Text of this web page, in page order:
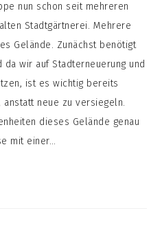
nun schon seit mehreren
Stadtgärtnerei. Mehrere
Gelände. Zunächst benötigt
da wir auf Stadterneuerung und
ist es wichtig bereits
neue zu versiegeln.
dieses Gelände genau
mit einer…